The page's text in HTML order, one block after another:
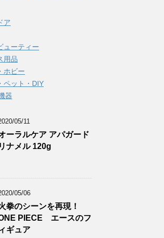
ア
ューティー
用品
ホビー
ペット・DIY
器
05/11
ーラルケア アパガード
リナメル 120g
05/06
拳のシーンを再現！
PIECE エースのフ
ィギュア